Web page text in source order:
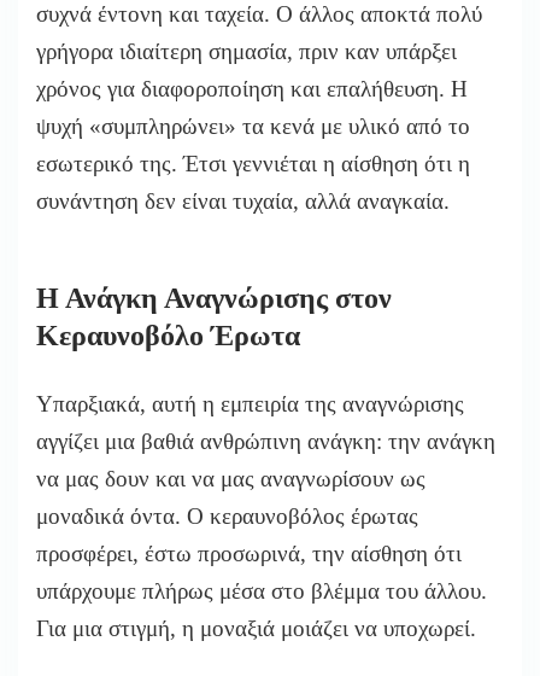
συχνά έντονη και ταχεία. Ο άλλος αποκτά πολύ
γρήγορα ιδιαίτερη σημασία, πριν καν υπάρξει
χρόνος για διαφοροποίηση και επαλήθευση. Η
ψυχή «συμπληρώνει» τα κενά με υλικό από το
εσωτερικό της. Έτσι γεννιέται η αίσθηση ότι η
συνάντηση δεν είναι τυχαία, αλλά αναγκαία.
Η Ανάγκη Αναγνώρισης στον
Κεραυνοβόλο Έρωτα
Υπαρξιακά, αυτή η εμπειρία της αναγνώρισης
αγγίζει μια βαθιά ανθρώπινη ανάγκη: την ανάγκη
να μας δουν και να μας αναγνωρίσουν ως
μοναδικά όντα. Ο κεραυνοβόλος έρωτας
προσφέρει, έστω προσωρινά, την αίσθηση ότι
υπάρχουμε πλήρως μέσα στο βλέμμα του άλλου.
Για μια στιγμή, η μοναξιά μοιάζει να υποχωρεί.